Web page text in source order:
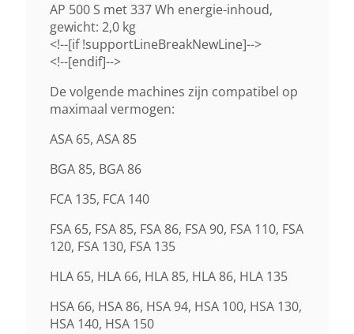
AP 500 S met 337 Wh energie-inhoud,
gewicht: 2,0 kg
<!--[if !supportLineBreakNewLine]-->
<!--[endif]-->
De volgende machines zijn compatibel op
maximaal vermogen:
ASA 65, ASA 85
BGA 85, BGA 86
FCA 135, FCA 140
FSA 65, FSA 85, FSA 86, FSA 90, FSA 110, FSA
120, FSA 130, FSA 135
HLA 65, HLA 66, HLA 85, HLA 86, HLA 135
HSA 66, HSA 86, HSA 94, HSA 100, HSA 130,
HSA 140, HSA 150